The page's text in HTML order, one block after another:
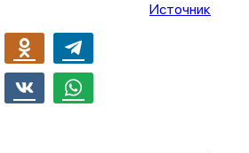
Источник